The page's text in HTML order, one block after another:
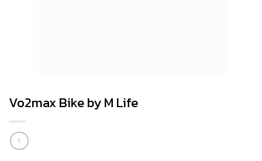
Vo2max Bike by M Life